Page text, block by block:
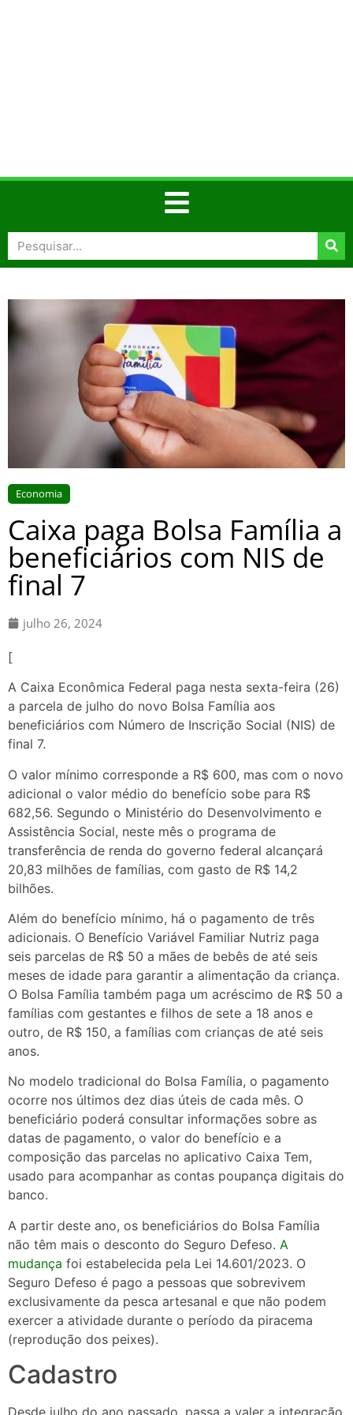
Economia
Caixa paga Bolsa Família a
beneficiários com NIS de
final 7
julho 26, 2024
[
A Caixa Econômica Federal paga nesta sexta-feira (26)
a parcela de julho do novo Bolsa Família aos
beneficiários com Número de Inscrição Social (NIS) de
final 7.
O valor mínimo corresponde a R$ 600, mas com o novo
adicional o valor médio do benefício sobe para R$
682,56. Segundo o Ministério do Desenvolvimento e
Assistência Social, neste mês o programa de
transferência de renda do governo federal alcançará
20,83 milhões de famílias, com gasto de R$ 14,2
bilhões.
Além do benefício mínimo, há o pagamento de três
adicionais. O Benefício Variável Familiar Nutriz paga
seis parcelas de R$ 50 a mães de bebês de até seis
meses de idade para garantir a alimentação da criança.
O Bolsa Família também paga um acréscimo de R$ 50 a
famílias com gestantes e filhos de sete a 18 anos e
outro, de R$ 150, a famílias com crianças de até seis
anos.
No modelo tradicional do Bolsa Família, o pagamento
ocorre nos últimos dez dias úteis de cada mês. O
beneficiário poderá consultar informações sobre as
datas de pagamento, o valor do benefício e a
composição das parcelas no aplicativo Caixa Tem,
usado para acompanhar as contas poupança digitais do
banco.
A partir deste ano, os beneficiários do Bolsa Família
não têm mais o desconto do Seguro Defeso. A
mudança foi estabelecida pela Lei 14.601/2023. O
Seguro Defeso é pago a pessoas que sobrevivem
exclusivamente da pesca artesanal e que não podem
exercer a atividade durante o período da piracema
(reprodução dos peixes).
Cadastro